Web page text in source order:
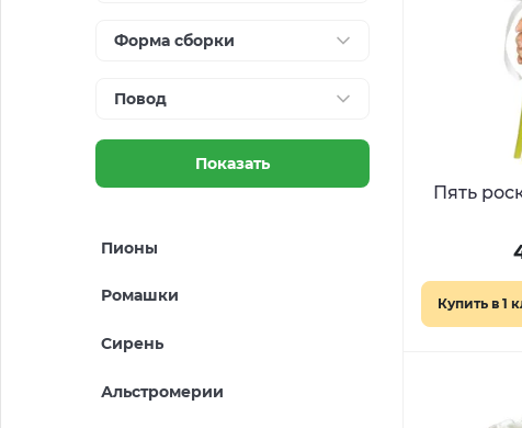
Форма сборки
Повод
Показать
Пионы
Ромашки
Сирень
Альстромерии
Пять
Купить в 1